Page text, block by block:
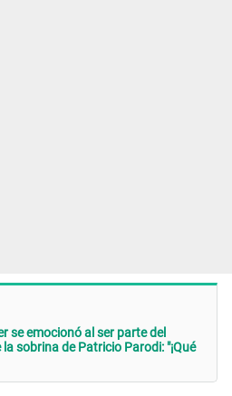
se emocionó al ser parte del
sobrina de Patricio Parodi: "¡Qué